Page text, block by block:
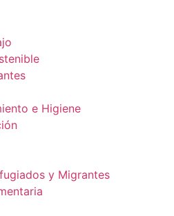
e Higiene
y Migrantes